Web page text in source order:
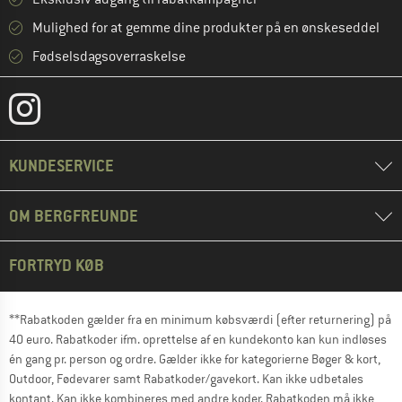
Mulighed for at gemme dine produkter på en ønskeseddel
Fødselsdagsoverraskelse
KUNDESERVICE
OM BERGFREUNDE
FORTRYD KØB
**Rabatkoden gælder fra en minimum købsværdi (efter returnering) på
40 euro. Rabatkoder ifm. oprettelse af en kundekonto kan kun indløses
én gang pr. person og ordre. Gælder ikke for kategorierne Bøger & kort,
Outdoor, Fødevarer samt Rabatkoder/gavekort. Kan ikke udbetales
kontant. Kan ikke kombineres med andre koder. Rabatkoden må ikke